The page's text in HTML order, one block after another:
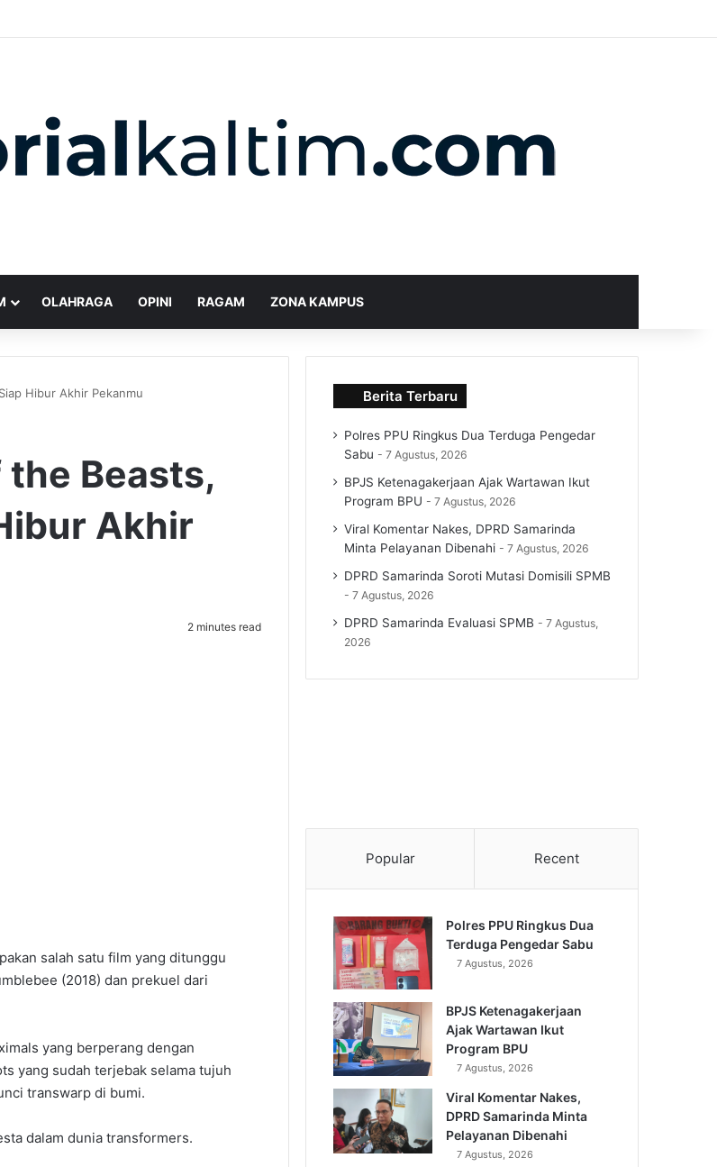
OLAHRAGA OPINI RAGAM ZONA KAMPUS
Hibur Akhir Pekanmu
Beasts,
Akhir
2 minutes read
salah satu film yang ditunggu
(2018) dan prekuel dari
yang berperang dengan
yang sudah terjebak selama tujuh
transwarp di bumi.
dalam dunia transformers.
Berita Terbaru
Polres PPU Ringkus Dua Terduga Pengedar
Sabu
7 Agustus, 2026
BPJS Ketenagakerjaan Ajak Wartawan Ikut
Program BPU
7 Agustus, 2026
Viral Komentar Nakes, DPRD Samarinda
Minta Pelayanan Dibenahi
7 Agustus, 2026
DPRD Samarinda Soroti Mutasi Domisili SPMB
7 Agustus, 2026
DPRD Samarinda Evaluasi SPMB
7 Agustus,
2026
Popular Recent
Polres PPU Ringkus Dua
Terduga Pengedar Sabu
7 Agustus, 2026
BPJS Ketenagakerjaan
Ajak Wartawan Ikut
Program BPU
7 Agustus, 2026
Viral Komentar Nakes,
DPRD Samarinda Minta
Pelayanan Dibenahi
7 Agustus, 2026